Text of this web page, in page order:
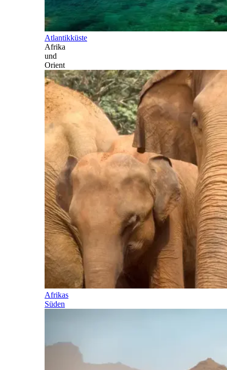
Atlantikküste
Afrika
und
Orient
Afrikas
Süden